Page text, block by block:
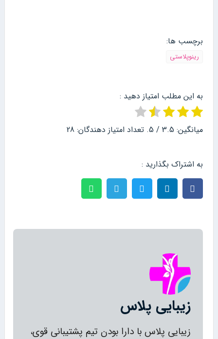
برچسب ها:
رینوپلاستی
به این مطلب امتیاز دهید :
میانگین: 3.5 / 5. تعداد امتیاز دهندگان: 28
به اشتراک بگذارید :
زیبایی پلاس
زیبایی پلاس با دارا بودن تیم پشتیبانی قوی،